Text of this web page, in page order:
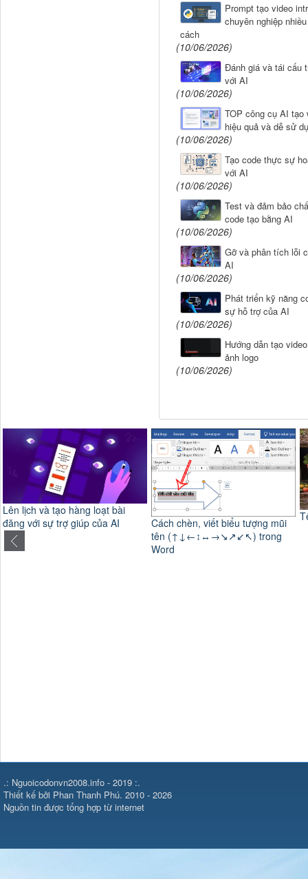
Prompt tạo video
chuyên nghiệp
cách
(10/06/2026)
Đánh giá và tái cấu
với AI
(10/06/2026)
TOP công cụ AI tạo
hiệu quả và dễ sử
(10/06/2026)
Tạo code thực sự
với AI
(10/06/2026)
Test và đảm bảo
code tạo bằng AI
(10/06/2026)
Gỡ và phân tích lỗi
AI
(10/06/2026)
Phát triển kỹ năng
sự hỗ trợ của AI
(10/06/2026)
Hướng dẫn tạo
ảnh logo
(10/06/2026)
Lên lịch và tạo hàng loạt bài
đăng với sự trợ giúp của AI
Cách chèn, viết biểu tượng mũi
tên (↑↓←↕↔→↘↗↙↖) trong
Word
.: Nguoicodonvn2008.info - 2019 :.
Thiết kế bởi Phan Thanh Phú. 2010 - 2026
Nguồn tin được tổng hợp từ internet